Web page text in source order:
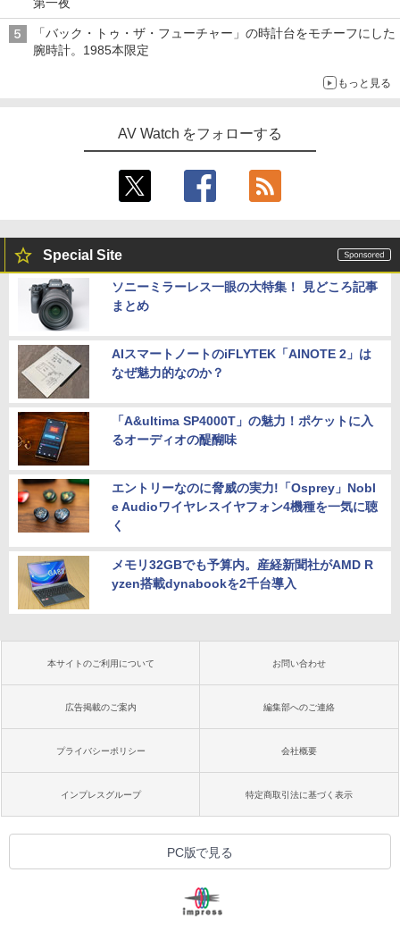
第一夜
「バック・トゥ・ザ・フューチャー」の時計台をモチーフにした
腕時計。1985本限定
もっと見る
AV Watch をフォローする
Special Site
ソニーミラーレス一眼の大特集！ 見どころ記事
まとめ
AIスマートノートのiFLYTEK「AINOTE 2」は
なぜ魅力的なのか？
「A&ultima SP4000T」の魅力！ポケットに入
るオーディオの醍醐味
エントリーなのに脅威の実力!「Osprey」Nobl
e Audioワイヤレスイヤフォン4機種を一気に聴
く
メモリ32GBでも予算内。産経新聞社がAMD R
yzen搭載dynabookを2千台導入
本サイトのご利用について お問い合わせ
広告掲載のご案内 編集部へのご連絡
プライバシーポリシー 会社概要
インプレスグループ 特定商取引法に基づく表示
PC版で見る